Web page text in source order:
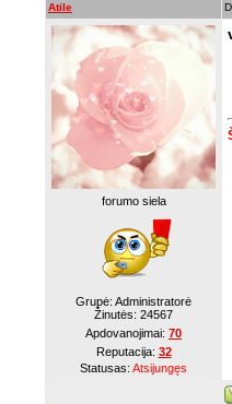
Atile
forumo siela
Grupė: Administratorė
Žinutės: 24567
Apdovanojimai: 70
Reputacija: 32
Statusas: Atsijungęs